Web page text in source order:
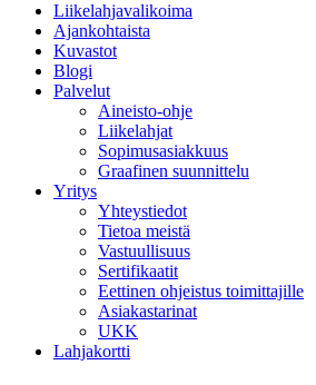
Liikelahjavalikoima
Ajankohtaista
Kuvastot
Blogi
Palvelut
Aineisto-ohje
Liikelahjat
Sopimusasiakkuus
Graafinen suunnittelu
Yritys
Yhteystiedot
Tietoa meistä
Vastuullisuus
Sertifikaatit
Eettinen ohjeistus toimittajille
Asiakastarinat
UKK
Lahjakortti